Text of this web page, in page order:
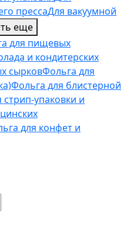
прессаДля вакуумной
еще
для пищевых
и кондитерских
сырковФольга для
Фольга для блистерной
упаковки и
для конфет и